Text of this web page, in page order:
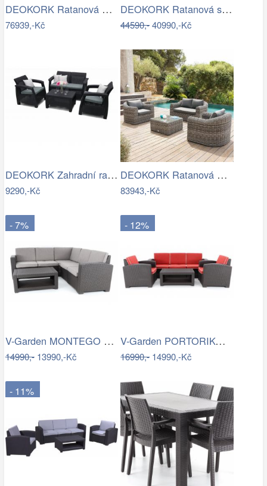
DEOKORK Ratanová modulová sestava…
76939,-Kč
DEOKORK Ratanová sestava NAOMI antracit…
44590,-40990,-Kč
DEOKORK Zahradní ratanová sestava CORFU…
9290,-Kč
DEOKORK Ratanová modulová sestava…
83943,-Kč
- 7%
V-Garden MONTEGO DeLuxe
14990,-13990,-Kč
- 12%
V-Garden PORTORIKO RED DeLuxe
16990,-14990,-Kč
- 11%